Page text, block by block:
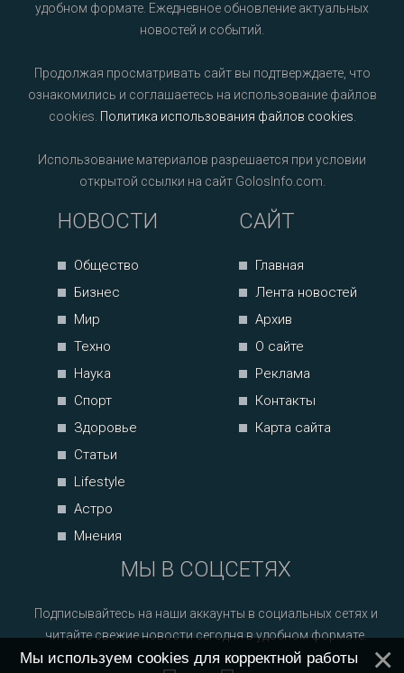
удобном формате. Ежедневное обновление актуальных
новостей и событий.
Продолжая просматривать сайт вы подтверждаете, что
ознакомились и соглашаетесь на использование файлов
cookies. Политика использования файлов cookies
Использование материалов разрешается при условии
открытой ссылки на сайт GolosInfo.com.
НОВОСТИ
Общество
Бизнес
Мир
Техно
Наука
Спорт
Здоровье
Статьи
Lifestyle
Астро
Мнения
САЙТ
Главная
Лента новостей
Архив
О сайте
Реклама
Контакты
Карта сайта
МЫ В СОЦСЕТЯХ
Подписывайтесь на наши аккаунты в социальных сетях и
читайте свежие новости сегодня в удобном формате.
Мы используем cookies для корректной работы